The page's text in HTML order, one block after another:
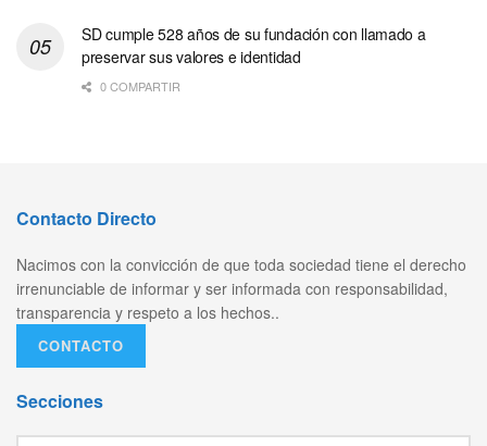
SD cumple 528 años de su fundación con llamado a
preservar sus valores e identidad
0 COMPARTIR
Contacto Directo
Nacimos con la convicción de que toda sociedad tiene el derecho
irrenunciable de informar y ser informada con responsabilidad,
transparencia y respeto a los hechos..
CONTACTO
Secciones